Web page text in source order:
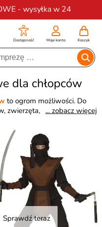
- wysyłka w 24
od 200 zł
Dostępność Moje konto Koszyk
dla chłopców
... zobacz więcej
to ogrom możliwości. Do
zwierzęta,
wcieli się w wymarzoną
świetnie nadają się
urodziny czy dziecięcego
Sprawdź teraz